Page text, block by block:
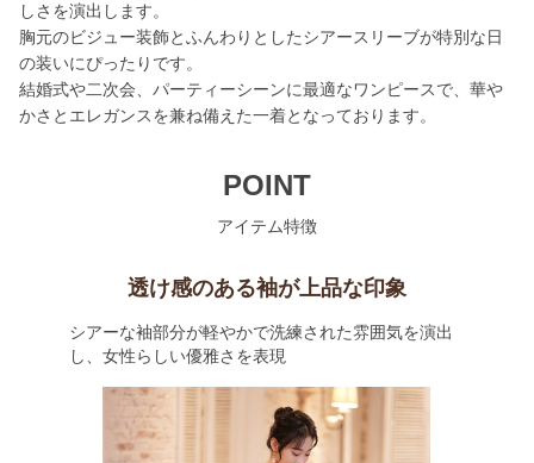
しさを演出します。
胸元のビジュー装飾とふんわりとしたシアースリーブが特別な日
の装いにぴったりです。
結婚式や二次会、パーティーシーンに最適なワンピースで、華や
かさとエレガンスを兼ね備えた一着となっております。
POINT
アイテム特徴
透け感のある袖が上品な印象
シアーな袖部分が軽やかで洗練された雰囲気を演出
し、女性らしい優雅さを表現